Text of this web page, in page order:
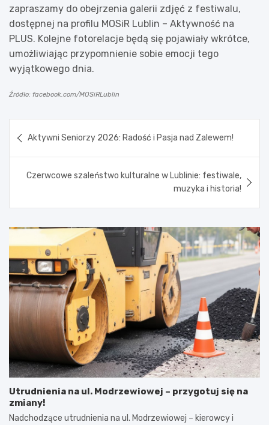
zapraszamy do obejrzenia galerii zdjęć z festiwalu,
dostępnej na profilu MOSiR Lublin – Aktywność na
PLUS. Kolejne fotorelacje będą się pojawiały wkrótce,
umożliwiając przypomnienie sobie emocji tego
wyjątkowego dnia.
Źródło: facebook.com/MOSiRLublin
wpisu
Aktywni Seniorzy 2026: Radość i Pasja nad Zalewem!
Czerwcowe szaleństwo kulturalne w Lublinie: festiwale,
muzyka i historia!
Utrudnienia na ul. Modrzewiowej – przygotuj się na
zmiany!
Nadchodzące utrudnienia na ul. Modrzewiowej – kierowcy i